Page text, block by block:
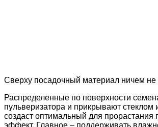
Сверху посадочный материал ничем не
Распределенные по поверхности
пульверизатора и прикрывают стеклом
создаст оптимальный для прорастания
эффект. Главное – поддерживать